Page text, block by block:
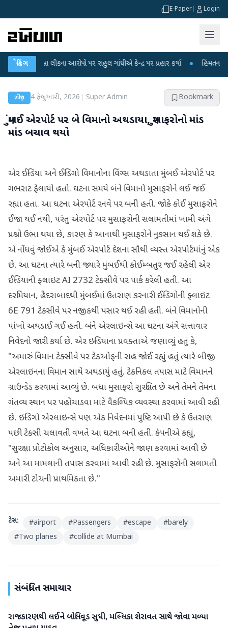
E-Paper Login
બ્રેકિંગ
લીકના આરોપો પર રાહુલ ગાંધીએ કેન્દ્ર પર પ્રહાર કર્યા ● હિંમતનગરમાં
રાષ્ટ્રીય 4 ફેબ્રુઆરી, 2026 Super Admin Bookmark
મુંબઈ એરપોર્ટ પર બે વિમાનો અથડાયા, મુસાફરોનો માંડ
માંડ બચાવ થયો
એર ઈન્ડિયા અને ઈન્ડિગો વિમાનોના વિંગ્સ અથડાતા મુંબઈ એરપોર્ટ પર
ગભરાટ ફેલાયો હતો. ઘટના સમયે બંને વિમાનો મુસાફરોને લઈ જઈ
રહ્યા હતા. આ ઘટના એરપોર્ટ રનવે પર બની હતી. જોકે કોઈ મુસાફરોને
ઈજા થઈ નથી, પરંતુ એરપોર્ટ પર મુસાફરોની સલામતીમાં ખામી અંગે
પ્રશ્નો ઉભા થયા છે, કારણ કે આનાથી મુસાફરોને નુકસાન થઈ શકે છે.
એ નોંધવું જોઈએ કે મુંબઈ એરપોર્ટ દેશના સૌથી વ્યસ્ત એરપોર્ટમાંનું એક
છે. આ ઘટના ત્યારે બની જ્યારે મુંબઈથી કોઈમ્બતુર જઈ રહેલી એર
ઈન્ડિયાની ફ્લાઇટ AI 2732 ટેક્સીવે પર પાર્ક કરેલી હતી. આ
દરમિયાન, હૈદરાબાદથી મુંબઈમાં ઉતરાણ કરનારી ઈન્ડિગોની ફ્લાઇટ
6E 791 ટેક્સીવે પર નજીકથી પસાર થઈ રહી હતી. બંને વિમાનોની
પાંખો અથડાઈ ગઈ હતી. બંને એરલાઇન્સે આ ઘટના અંગે સત્તાવાર
નિવેદનો જારી કર્યા છે. એર ઇન્ડિયાના પ્રવક્તાએ જણાવ્યું હતું કે,
"અમારું વિમાન ટેક્સીવે પર ટેકઓફની રાહ જોઈ રહ્યું હતું ત્યારે બીજી
એરલાઇનના વિમાન સાથે અથડાયું હતું. ટેકનિકલ તપાસ માટે વિમાનને
ગ્રાઉન્ડેડ કરવામાં આવ્યું છે. બધા મુસાફરો સુરક્ષિત છે અને તેમને તેમના
ગંતવ્ય સ્થાન પર પહોંચાડવા માટે વૈકલ્પિક વ્યવસ્થા કરવામાં આવી રહી
છે. ઇન્ડિગો એરલાઇન્સે પણ એક નિવેદનમાં પુષ્ટિ આપી છે કે ઉતરાણ
પછી ટેક્સી ચલાવતી વખતે આ ઘટના બની હતી. કંપનીએ કહ્યું,
"સુરક્ષા પ્રોટોકોલ અનુસાર, અધિકારીઓને જાણ કરવામાં આવી છે
અને આ મામલાની તપાસ કરવામાં આવી રહી છે. મુસાફરોની સલામતી
અમારી ટોચની પ્રાથમિકતા છે."
ટેગ્સ: #airport #Passengers #escape #barely
#Two planes #collide at Mumbai
સંબંધિત સમાચાર
રાષ્ટ્રીય
રાજકારણથી લઈને બોલિવૂડ સુધી, મલ્લિકા શેરાવત સાથે જોવા મળ્યા